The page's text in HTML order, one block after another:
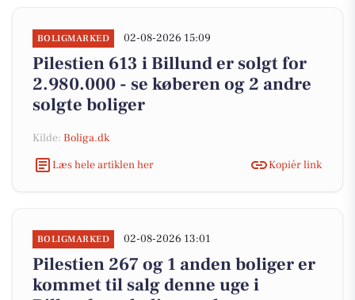
BOLIGMARKED 02-08-2026 15:09
Pilestien 613 i Billund er solgt for
2.980.000 - se køberen og 2 andre
solgte boliger
Kilde: Boliga.dk
Læs hele artiklen her
Kopiér link
BOLIGMARKED 02-08-2026 13:01
Pilestien 267 og 1 anden boliger er
kommet til salg denne uge i